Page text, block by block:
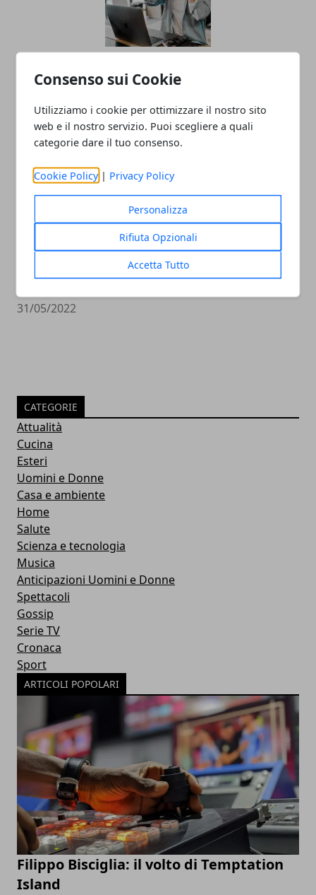
Consenso sui Cookie
Utilizziamo i cookie per ottimizzare il nostro sito
web e il nostro servizio. Puoi scegliere a quali
categorie dare il tuo consenso.
Cookie Policy | Privacy Policy
Personalizza
Rifiuta Opzionali
Accetta Tutto
guida semplice
20/01/2023
Mac ricondizionati: ecco perché
convengono davvero
31/05/2022
CATEGORIE
Attualità
Cucina
Esteri
Uomini e Donne
Casa e ambiente
Home
Salute
Scienza e tecnologia
Musica
Anticipazioni Uomini e Donne
Spettacoli
Gossip
Serie TV
Cronaca
Sport
ARTICOLI POPOLARI
Filippo Bisciglia: il volto di Temptation
Island